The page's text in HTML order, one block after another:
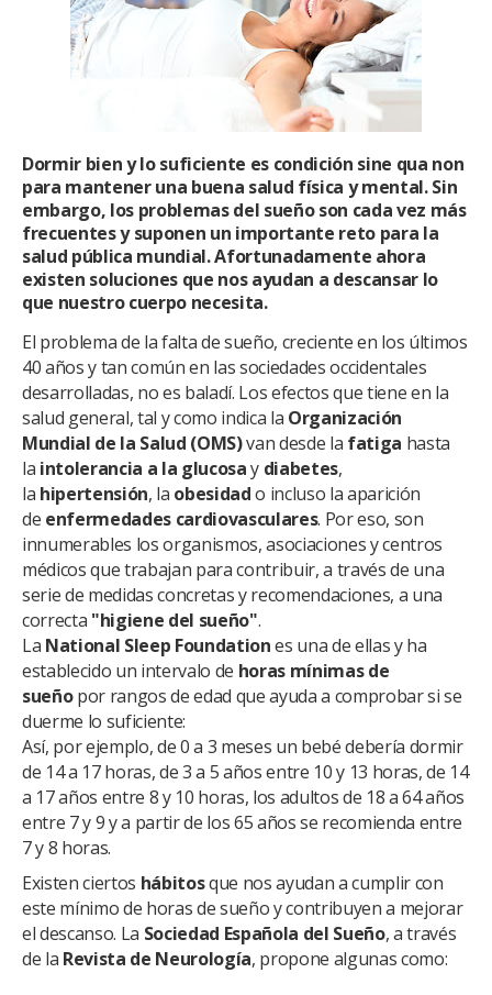
Dormir bien y lo suficiente es condición sine qua non
para mantener una buena salud física y mental. Sin
embargo, los problemas del sueño son cada vez más
frecuentes y suponen un importante reto para la
salud pública mundial. Afortunadamente ahora
existen soluciones que nos ayudan a descansar lo
que nuestro cuerpo necesita.
El problema de la falta de sueño, creciente en los últimos
40 años y tan común en las sociedades occidentales
desarrolladas, no es baladí. Los efectos que tiene en la
salud general, tal y como indica la Organización
Mundial de la Salud (OMS)van desde la fatiga hasta
la intolerancia a la glucosay diabetes,
la hipertensión, la obesidado incluso la aparición
de enfermedades cardiovasculares. Por eso, son
innumerables los organismos, asociaciones y centros
médicos que trabajan para contribuir, a través de una
serie de medidas concretas y recomendaciones, a una
correcta "higiene del sueño".
La National Sleep Foundationes una de ellas y ha
establecido un intervalo de horas mínimas de
sueñopor rangos de edad que ayuda a comprobar si se
duerme lo suficiente:
Así, por ejemplo, de 0 a 3 meses un bebé debería dormir
de 14 a 17 horas, de 3 a 5 años entre 10 y 13 horas, de 14
a 17 años entre 8 y 10 horas, los adultos de 18 a 64 años
entre 7 y 9 y a partir de los 65 años se recomienda entre
7 y 8 horas.
Existen ciertos hábitosque nos ayudan a cumplir con
este mínimo de horas de sueño y contribuyen a mejorar
el descanso. La Sociedad Española del Sueño, a través
de la Revista de Neurología, propone algunas como: